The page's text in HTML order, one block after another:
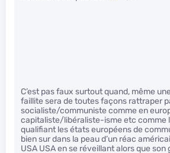
C’est pas faux surtout quand, même
faillite sera de toutes façons rattraper
socialiste/communiste comme en
capitaliste/libéraliste-isme etc comme
qualifiant les états européens de
bien sur dans la peau d’un réac
USA USA en se réveillant alors que